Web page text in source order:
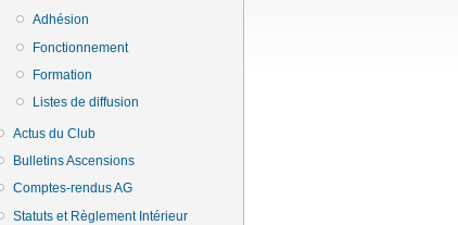
Adhésion
Fonctionnement
Formation
Listes de diffusion
Actus du Club
Bulletins Ascensions
Comptes-rendus AG
Statuts et Règlement Intérieur